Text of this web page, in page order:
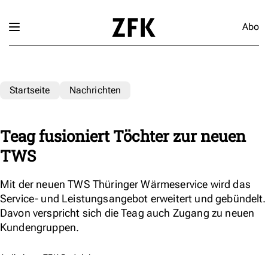
Abo
Startseite Nachrichten
Teag fusioniert Töchter zur neuen
TWS
Mit der neuen TWS Thüringer Wärmeservice wird das
Service- und Leistungsangebot erweitert und gebündelt.
Davon verspricht sich die Teag auch Zugang zu neuen
Kundengruppen.